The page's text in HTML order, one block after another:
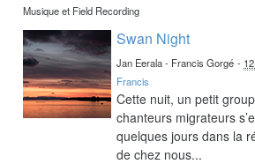
Musique et Field Recording
Swan Night
Jan Eerala - Francis Gorgé -
Francis
Cette nuit, un petit
chanteurs migrateurs
quelques jours dans la
de chez nous...